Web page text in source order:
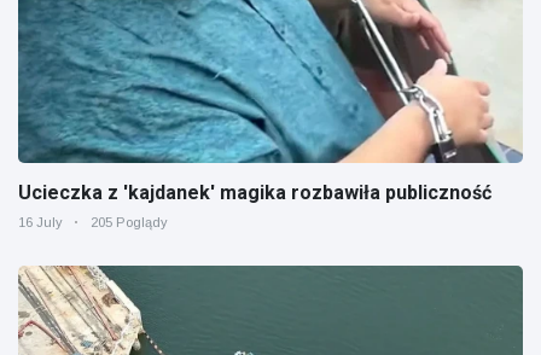
Ucieczka z 'kajdanek' magika rozbawiła publiczność
16 July 205 Poglądy